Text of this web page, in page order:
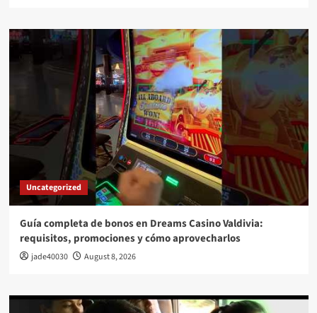
Uncategorized
Guía completa de bonos en Dreams Casino Valdivia:
requisitos, promociones y cómo aprovecharlos​
jade40030 August 8, 2026